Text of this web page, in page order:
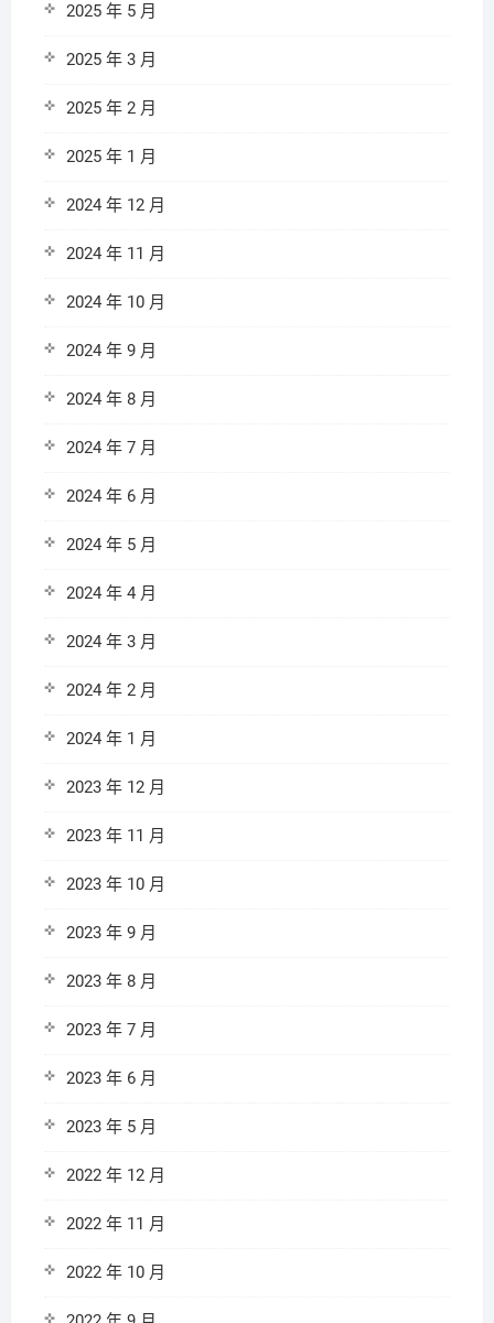
2025 年 5 月
2025 年 3 月
2025 年 2 月
2025 年 1 月
2024 年 12 月
2024 年 11 月
2024 年 10 月
2024 年 9 月
2024 年 8 月
2024 年 7 月
2024 年 6 月
2024 年 5 月
2024 年 4 月
2024 年 3 月
2024 年 2 月
2024 年 1 月
2023 年 12 月
2023 年 11 月
2023 年 10 月
2023 年 9 月
2023 年 8 月
2023 年 7 月
2023 年 6 月
2023 年 5 月
2022 年 12 月
2022 年 11 月
2022 年 10 月